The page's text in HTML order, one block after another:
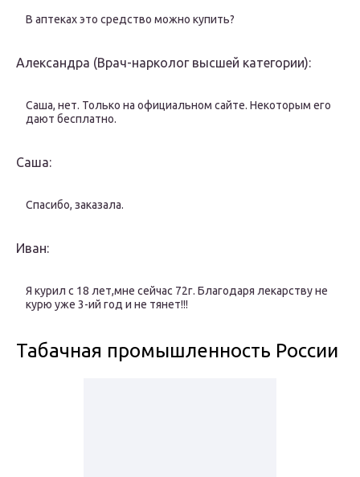
В аптеках это средство можно купить?
Александра (Врач-нарколог высшей категории):
Саша, нет. Только на официальном сайте. Некоторым его
дают бесплатно.
Саша:
Спасибо, заказала.
Иван:
Я курил с 18 лет,мне сейчас 72г. Благодаря лекарству не
курю уже 3-ий год и не тянет!!!
Табачная промышленность России